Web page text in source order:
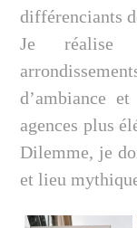
différenciants
Je réalise
d’ambiance
agences plus
Dilemme, je
et lieu